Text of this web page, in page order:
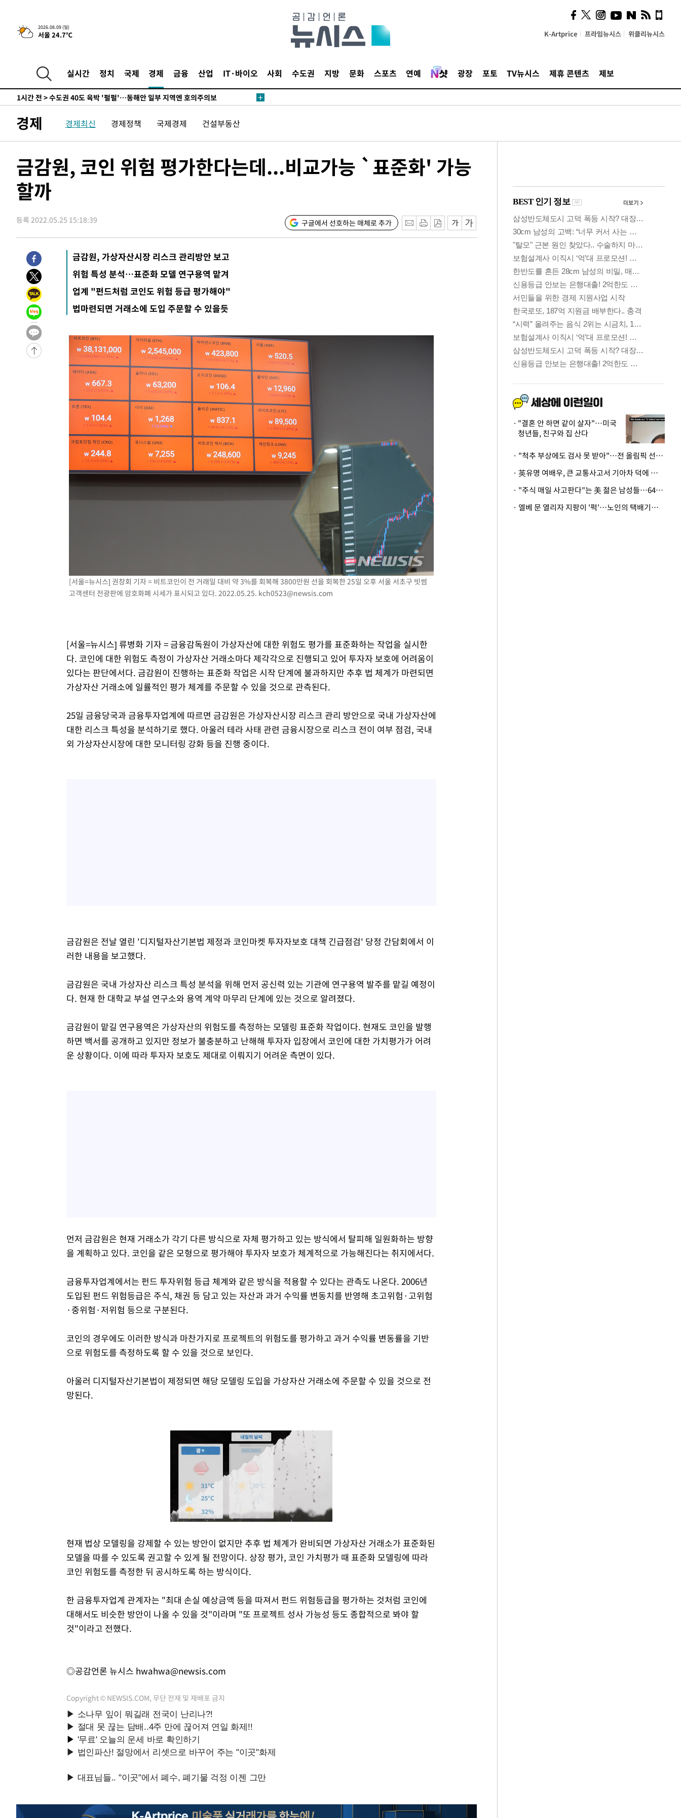
2026.08.09 (일)
서울 24.7℃ K-Artprice 프라임뉴시스 위클리뉴시스
실시간 정치 국제 경제 금융 산업 IT·바이오 사회 수도권 지방 문화 스포츠 연예 광장 포토 TV뉴시스 제휴 콘텐츠 제보
래 44.56%
-1023초 전 >[속보]與 대표 경선 제주·인천 당원투표…金 47.75%·鄭 42.08%·
宋 10.17%
-557초 전 > 이강인 "아틀레티코 이적 기뻐…등번호 7번 의미보단 팀 위해 뛸 것"
1시간 전 >낮 최고 35도 '무더위'…동해안 시간당 30㎜ '강한 비'[내일날씨]
[속보]이강인 "감독님이 원하는 마음 느꼈고, 많은 트로피 원해 아틀레
티코 이적"
1시간 전 >수도권 40도 육박 '펄펄'…동해안 일부 지역엔 호의주의보
3시간 전 >
강릉에 시간당 81.4㎜ 물폭탄…도로 잠기고 담벼락 붕괴
4시간 전 >백운산서 80년근 천종산삼 9뿌리 발견…감정가 1.3억원
6시간 전 >남자 농구, 나고야 아시안게임서 '홈팀' 일본과 한일전
6시간 전 >여수 오동도 해상서 모터보트 전복…1명 사망·1명 실종
7시간 전 >
8시간 전 >[속보]'압수수색·성접대 논란' 축구협회 "실망과 걱정 안겨드려 죄송"
11시간 전 >'최고 37도' 폭염 지속…강원동해안 최대 150㎜ 비
13시간 전 >
[속보]뉴욕증시 상승 마감…S&P 0.6% 나스닥 1.3%↑
-10761초 전 >
이란 "호르무즈 재개방 합의 근접…美 배상 선행돼야"
-1808초 전 >
민수·김용 순
-1761초 전 >
[속보]김민석, 與 전대 당원투표 누적 득표율 45.42%로 1위… 정청
래 44.56%
-1043초 전 >
[속보]與 대표 경선 제주·인천 당원투표…金 47.75%·鄭 42.08%·
宋 10.17%
-577초 전 >
-512초 전 >
[속보]與 당대표 경선, 제주·인천 권리당원 투표 김민석 승리
1시간 전 >
낮 최고 35도 '무더위'…동해안 시간당 30㎜ '강한 비'[내일날씨]
[속보]이강인 "감독님이 원하는 마음 느꼈고, 많은 트로피 원해 아틀레
수도권 40도 육박 '펄펄'…동해안 일부 지역엔 호의주의보
온열질환 사망자 3명 늘어…누적 환자 3000명 돌파
강릉에 시간당 81.4㎜ 물폭탄…도로 잠기고 담벼락 붕괴
백운산서 80년근 천종산삼 9뿌리 발견…감정가 1.3억원
선재도서 해루질 나섰다 실종 60대, 닷새 만에 숨진 채 발견
남자 농구, 나고야 아시안게임서 '홈팀' 일본과 한일전
여수 오동도 해상서 모터보트 전복…1명 사망·1명 실종
경제 경제최신 경제정책 국제경제 건설부동산
금감원, 코인 위험 평가한다는데...비교가능 `표준화' 가능
할까
등록 2022.05.25 15:18:39 구글에서 선호하는 매체로 추가
금감원, 가상자산시장 리스크 관리방안 보고
위험 특성 분석…표준화 모델 연구용역 맡겨
업계 "펀드처럼 코인도 위험 등급 평가해야"
법마련되면 거래소에 도입 주문할 수 있을듯
[서울=뉴시스] 권창회 기자 = 비트코인이 전 거래일 대비 약 3%를 회복해 3800만원 선을 회복한 25일 오후 서울 서초구 빗썸
고객센터 전광판에 암호화폐 시세가 표시되고 있다. 2022.05.25. kch0523@newsis.com
[서울=뉴시스] 류병화 기자 = 금융감독원이 가상자산에 대한 위험도 평가를 표준화하는 작업을 실시한
다. 코인에 대한 위험도 측정이 가상자산 거래소마다 제각각으로 진행되고 있어 투자자 보호에 어려움이
있다는 판단에서다. 금감원이 진행하는 표준화 작업은 시작 단계에 불과하지만 추후 법 체계가 마련되면
가상자산 거래소에 일률적인 평가 체계를 주문할 수 있을 것으로 관측된다.
25일 금융당국과 금융투자업계에 따르면 금감원은 가상자산시장 리스크 관리 방안으로 국내 가상자산에
대한 리스크 특성을 분석하기로 했다. 아울러 테라 사태 관련 금융시장으로 리스크 전이 여부 점검, 국내
외 가상자산시장에 대한 모니터링 강화 등을 진행 중이다.
금감원은 전날 열린 '디지털자산기본법 제정과 코인마켓 투자자보호 대책 긴급점검' 당정 간담회에서 이
러한 내용을 보고했다.
금감원은 국내 가상자산 리스크 특성 분석을 위해 먼저 공신력 있는 기관에 연구용역 발주를 맡길 예정이
다. 현재 한 대학교 부설 연구소와 용역 계약 마무리 단계에 있는 것으로 알려졌다.
금감원이 맡길 연구용역은 가상자산의 위험도를 측정하는 모델링 표준화 작업이다. 현재도 코인을 발행
하면 백서를 공개하고 있지만 정보가 불충분하고 난해해 투자자 입장에서 코인에 대한 가치평가가 어려
운 상황이다. 이에 따라 투자자 보호도 제대로 이뤄지기 어려운 측면이 있다.
먼저 금감원은 현재 거래소가 각기 다른 방식으로 자체 평가하고 있는 방식에서 탈피해 일원화하는 방향
을 계획하고 있다. 코인을 같은 모형으로 평가해야 투자자 보호가 체계적으로 가능해진다는 취지에서다.
금융투자업계에서는 펀드 투자위험 등급 체계와 같은 방식을 적용할 수 있다는 관측도 나온다. 2006년
도입된 펀드 위험등급은 주식, 채권 등 담고 있는 자산과 과거 수익률 변동치를 반영해 초고위험·고위험
·중위험·저위험 등으로 구분된다.
코인의 경우에도 이러한 방식과 마찬가지로 프로젝트의 위험도를 평가하고 과거 수익률 변동률을 기반
으로 위험도를 측정하도록 할 수 있을 것으로 보인다.
아울러 디지털자산기본법이 제정되면 해당 모델링 도입을 가상자산 거래소에 주문할 수 있을 것으로 전
망된다.
Mute
현재 법상 모델링을 강제할 수 있는 방안이 없지만 추후 법 체계가 완비되면 가상자산 거래소가 표준화된
모델을 따를 수 있도록 권고할 수 있게 될 전망이다. 상장 평가, 코인 가치평가 때 표준화 모델링에 따라
코인 위험도를 측정한 뒤 공시하도록 하는 방식이다.
한 금융투자업계 관계자는 "최대 손실 예상금액 등을 따져서 펀드 위험등급을 평가하는 것처럼 코인에
대해서도 비슷한 방안이 나올 수 있을 것"이라며 "또 프로젝트 성사 가능성 등도 종합적으로 봐야 할
것"이라고 전했다.
◎공감언론 뉴시스 hwahwa@newsis.com
Copyright © NEWSIS.COM, 무단 전재 및 재배포 금지
사이 해답 찾았죠"…알을
깨고 나온 '초자아'
"결혼 안 하면 같이 살자"…미국
청년들, 친구와 집 산다
· "척추 부상에도 검사 못 받아"…전 올림픽 선수, 美봅슬레이협회 상대 소송
· 英유명 여배우, 큰 교통사고서 기아차 덕에 살았다
· "주식 매일 사고판다"는 美 젊은 남성들…64%가 "나는 인생의 패배자“
· 엘베 문 열리자 지팡이 '퍽'…노인의 택배기사 폭행 이유